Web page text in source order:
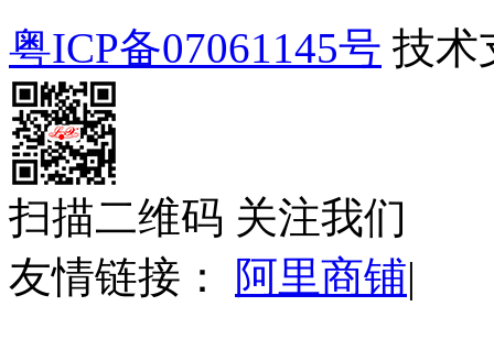
粤ICP备07061145号 技术
扫描二维码 关注我们
友情链接： 阿里商铺|